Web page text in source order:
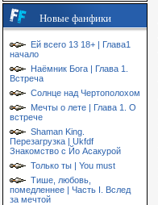
Новые фанфики
Ей всего 13 18+ | Глава1
начало
Наёмник Бога | Глава 1.
Встреча
Солнце над Чертополохом
Мечты о лете | Глава 1. О
встрече
Shaman King.
Перезагрузка | Ukfdf
Знакомство с Йо Асакурой
Только ты | You must
Тише, любовь,
помедленнее | Часть I. Вслед
за мечтой